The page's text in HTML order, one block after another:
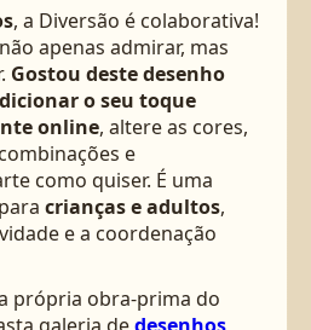
, a Diversão é colaborativa!
apenas admirar, mas
Gostou deste desenho
o seu toque
online, altere as cores,
e
como quiser. É uma
crianças e adultos,
e a coordenação
própria obra-prima do